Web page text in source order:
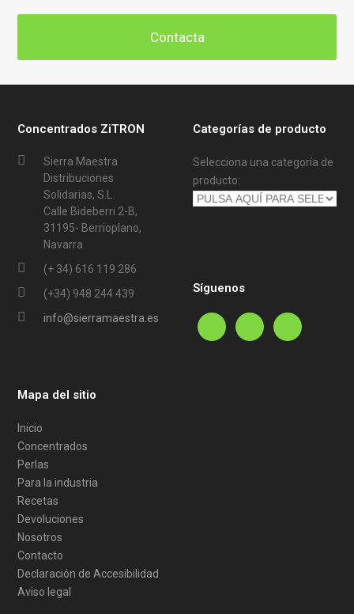
Contacta
Concentrados ZiTRON
Sierra Maestra
Distribuciones
Solidarias, S.L.
Calle Bideberri 2-B,
31195- Berrioplano,
Navarra
(+ 34) 616 119 286
(+34) 948 244 439
info@sierramaestra.es
Categorías de producto
Selecciona una categoría de
producto:
Síguenos
Mapa del sitio
Inicio
Concentrados
Perlas
Para la industria
Recetas
Devoluciones
Nosotros
Contacto
Declaración de Accesibilidad
Aviso legal